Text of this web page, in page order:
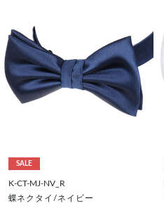
SALE
K-CT-MJ-NV_R
蝶ネクタイ/ネイビー